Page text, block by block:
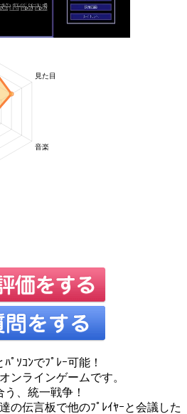
ﾟｿｺﾝでﾌﾟﾚｰ可能！
ンラインゲームです。
、統一戦争！
の伝言板で他のﾌﾟﾚｲﾔｰと会議した